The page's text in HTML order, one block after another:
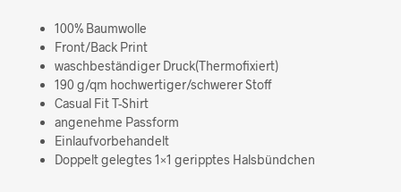
100% Baumwolle
Front/Back Print
waschbeständiger Druck(Thermofixiert)
190 g/qm hochwertiger/schwerer Stoff
Casual Fit T-Shirt
angenehme Passform
Einlaufvorbehandelt
Doppelt gelegtes 1×1 geripptes Halsbündchen